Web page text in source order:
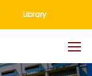
Library